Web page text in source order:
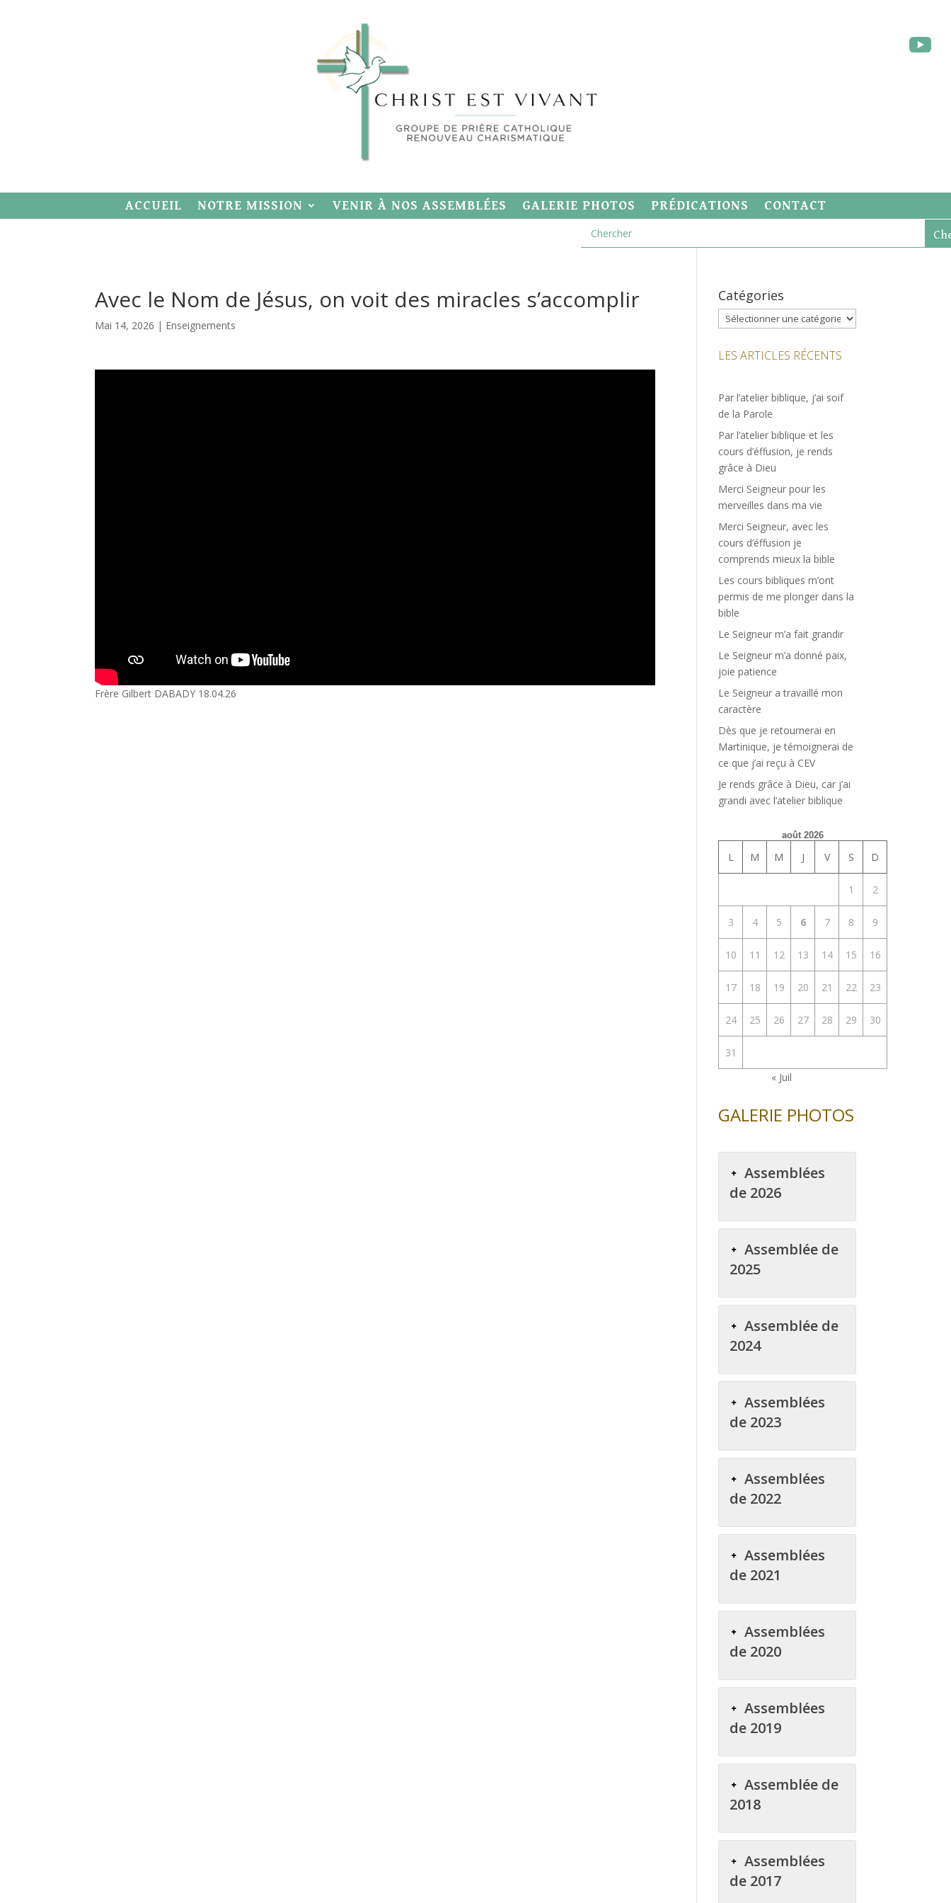
ACCUEIL NOTRE MISSION VENIR À NOS ASSEMBLÉES GALERIE PHOTOS PRÉDICATIONS CONTACT
Avec le Nom de Jésus, on voit des miracles s’accomplir
Mai 14, 2026 | Enseignements
Frère Gilbert DABADY 18.04.26
Catégories
Catégories
LES ARTICLES RÉCENTS
Par l’atelier biblique, j’ai soif
de la Parole
Par l’atelier biblique et les
cours d’éffusion, je rends
grâce à Dieu
Merci Seigneur pour les
merveilles dans ma vie
Merci Seigneur, avec les
cours d’éffusion je
comprends mieux la bible
Les cours bibliques m’ont
permis de me plonger dans la
bible
Le Seigneur m’a fait grandir
Le Seigneur m’a donné paix,
joie patience
Le Seigneur a travaillé mon
caractère
Dès que je retournerai en
Martinique, je témoignerai de
ce que j’ai reçu à CEV
Je rends grâce à Dieu, car j’ai
grandi avec l’atelier biblique
août 2026
L M M J V S D
1 2
3 4 5 6 7 8 9
10 11 12 13 14 15 16
17 18 19 20 21 22 23
24 25 26 27 28 29 30
31
« Juil
GALERIE PHOTOS
Assemblées
de 2026
Assemblée de
2025
Assemblée de
2024
Assemblées
de 2023
Assemblées
de 2022
Assemblées
de 2021
Assemblées
de 2020
Assemblées
de 2019
Assemblée de
2018
Assemblées
de 2017